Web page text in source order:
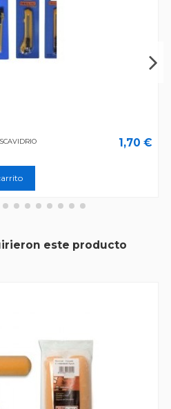
1,70 €
este producto